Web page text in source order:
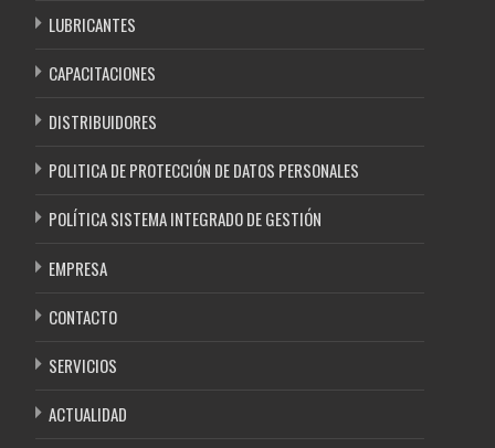
LUBRICANTES
CAPACITACIONES
DISTRIBUIDORES
POLITICA DE PROTECCIÓN DE DATOS PERSONALES
POLÍTICA SISTEMA INTEGRADO DE GESTIÓN
EMPRESA
CONTACTO
SERVICIOS
ACTUALIDAD